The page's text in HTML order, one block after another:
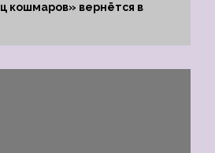
кошмаров» вернётся в